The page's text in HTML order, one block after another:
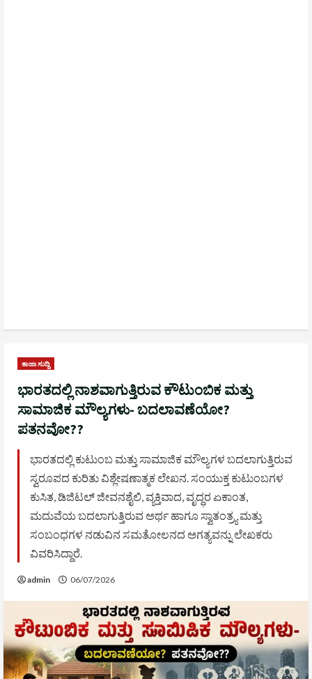
ತಾಜಾ ಸುದ್ದಿ
ಭಾರತದಲ್ಲಿ ನಾಶವಾಗುತ್ತಿರುವ ಕೌಟುಂಬಿಕ ಮತ್ತು
ಸಾಮಾಜಿಕ ಮೌಲ್ಯಗಳು- ಬದಲಾವಣೆಯೋ?
ಪತನವೋ??
ಭಾರತದಲ್ಲಿ ಕುಟುಂಬ ಮತ್ತು ಸಾಮಾಜಿಕ ಮೌಲ್ಯಗಳ ಬದಲಾಗುತ್ತಿರುವ
ಸ್ವರೂಪದ ಕುರಿತು ವಿಶ್ಲೇಷಣಾತ್ಮಕ ಲೇಖನ. ಸಂಯುಕ್ತ ಕುಟುಂಬಗಳ
ಕುಸಿತ, ಡಿಜಿಟಲ್ ಜೀವನಶೈಲಿ, ವ್ಯಕ್ತಿವಾದ, ವೃದ್ಧರ ಏಕಾಂತ,
ಮದುವೆಯ ಬದಲಾಗುತ್ತಿರುವ ಅರ್ಥ ಹಾಗೂ ಸ್ವಾತಂತ್ರ್ಯ ಮತ್ತು
ಸಂಬಂಧಗಳ ನಡುವಿನ ಸಮತೋಲನದ ಅಗತ್ಯವನ್ನು ಲೇಖಕರು
ವಿವರಿಸಿದ್ದಾರೆ.
admin 06/07/2026